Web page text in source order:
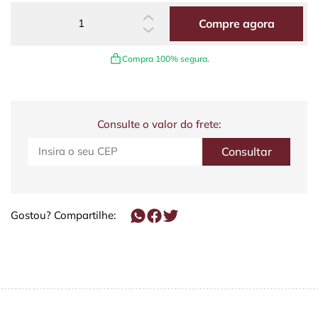
Compre agora
Compra 100% segura.
Consulte o valor do frete:
Gostou? Compartilhe: